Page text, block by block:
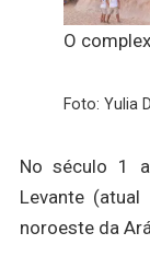
O
Foto: Yulia
No século 1
Levante
noroeste da